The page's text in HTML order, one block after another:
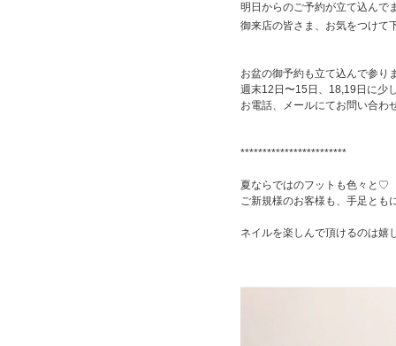
明日からのご予約が立て込んで
御来店の皆さま、お気をつけて
お盆の御予約も立て込んで参り
週末12日〜15日、18,19日に少
お電話、メールにてお問い合わ
************************
夏ならではのフットも色々と♡
ご新規様のお客様も、手足と
ネイルを楽しんで頂けるのは嬉